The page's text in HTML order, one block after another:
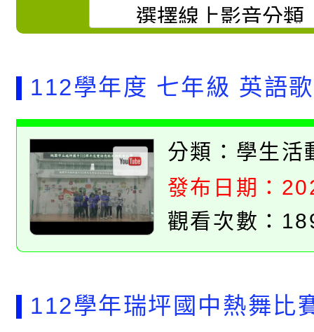
112學年度 七年級 英語
分類： 學生活
發布日期：
觀看次數：
112學年瑞坪國中熱舞比